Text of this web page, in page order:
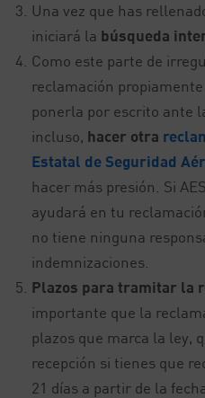
Una vez que has
iniciará la búsqueda
Como este parte de
reclamación
ponerla por escrito ante
incluso, hacer otra
Estatal de Seguridad
hacer más presión. Si
ayudará en tu
no tiene ninguna
indemnizaciones.
Plazos para tramitar la
importante que la
plazos que marca la ley,
recepción si tienes que
21 días a partir de la